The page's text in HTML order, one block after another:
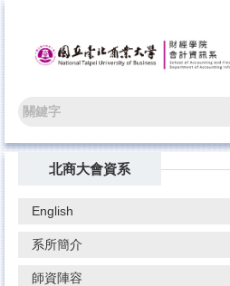
北商大會資系
English
系所簡介
師資陣容